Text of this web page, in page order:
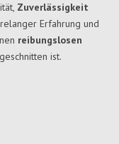
Zuverlässigkeit
Erfahrung und
reibungslosen
ist.